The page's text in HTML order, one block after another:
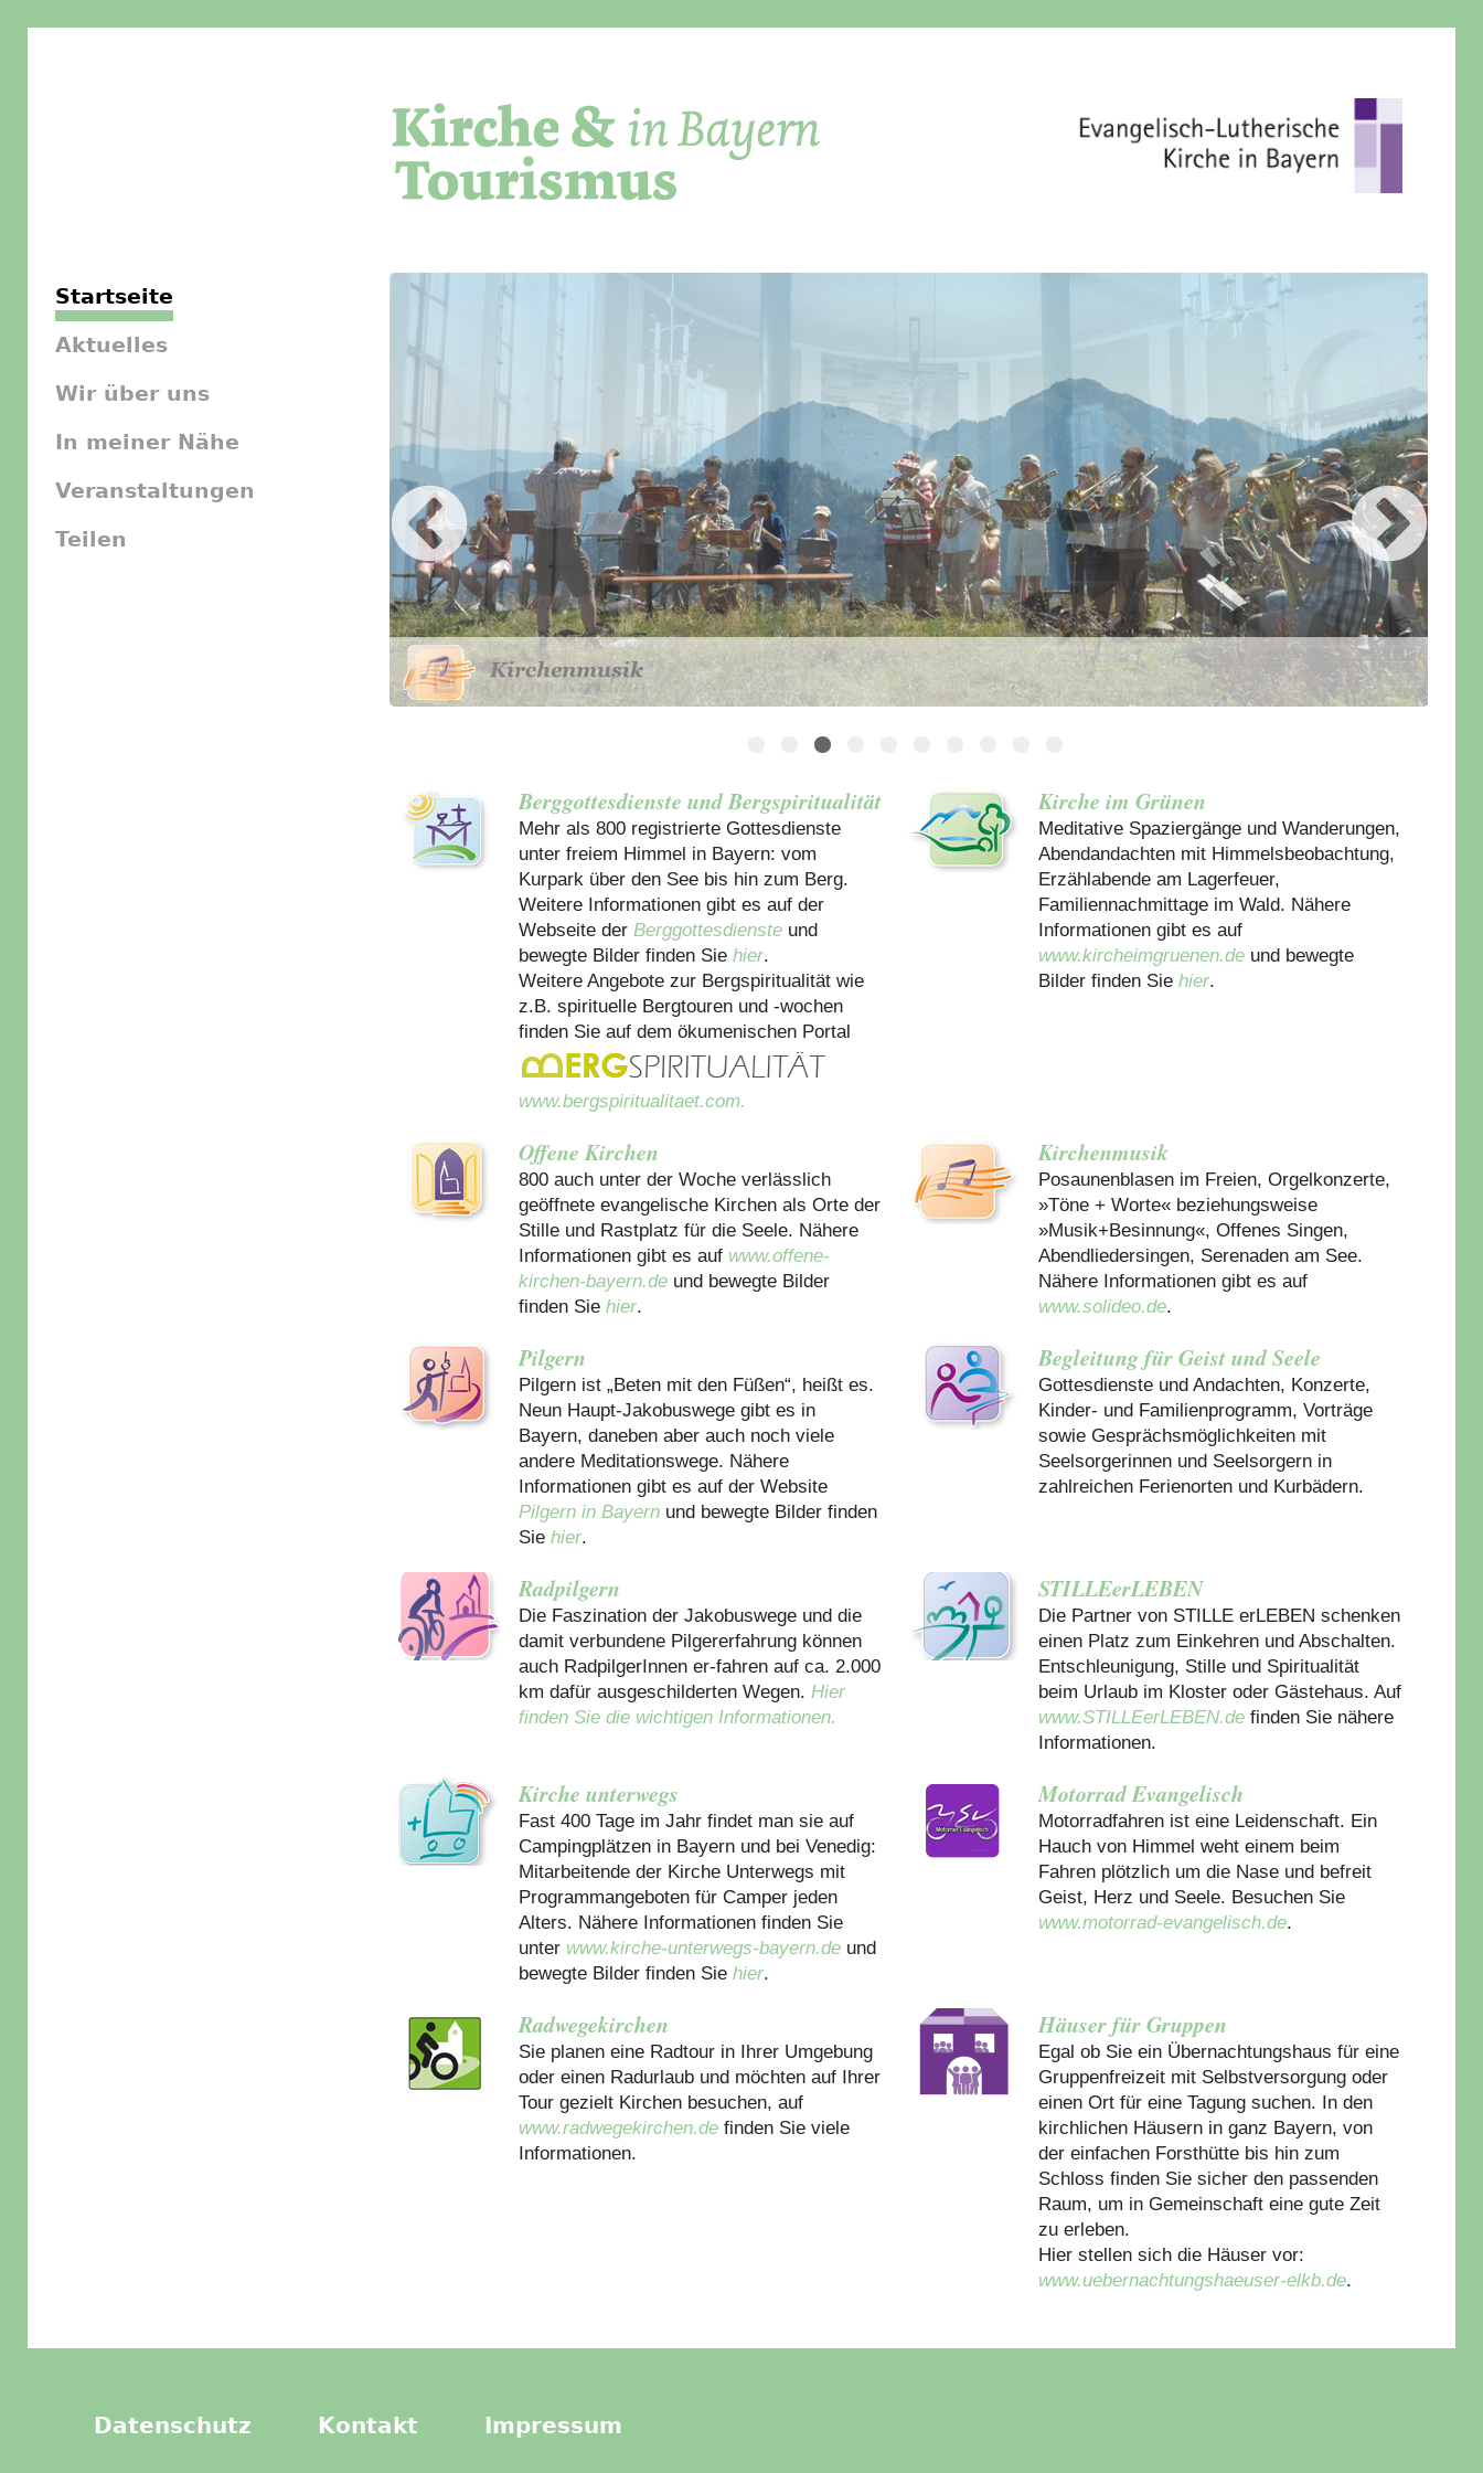
Startseite
Aktuelles
Wir über uns
In meiner Nähe
Veranstaltungen
Teilen
Slider Icon
Bild
Häuser für Gruppen
Berggottesdienste und Bergspiritualität
Mehr als 800 registrierte Gottesdienste
unter freiem Himmel in Bayern: vom
Kurpark über den See bis hin zum Berg.
Weitere Informationen gibt es auf der
Webseite der Berggottesdienste und
bewegte Bilder finden Sie hier.
Weitere Angebote zur Bergspiritualität wie
z.B. spirituelle Bergtouren und -wochen
finden Sie auf dem ökumenischen Portal
www.bergspiritualitaet.com.
Kirche im Grünen
Meditative Spaziergänge und Wanderungen,
Abendandachten mit Himmelsbeobachtung,
Erzählabende am Lagerfeuer,
Familiennachmittage im Wald. Nähere
Informationen gibt es auf
www.kircheimgruenen.deund bewegte
Bilder finden Siehier.
Offene Kirchen
800 auch unter der Woche verlässlich
geöffnete evangelische Kirchen als Orte der
Stille und Rastplatz für die Seele. Nähere
Informationen gibt es auf www.offene-
kirchen-bayern.de und bewegte Bilder
finden Sie hier.
Kirchenmusik
Posaunenblasen im Freien, Orgelkonzerte,
»Töne + Worte« beziehungsweise
»Musik+Besinnung«, Offenes Singen,
Abendliedersingen, Serenaden am See.
Nähere Informationen gibt es auf
www.solideo.de.
Pilgern
Pilgern ist „Beten mit den Füßen“, heißt es.
Neun Haupt-Jakobuswege gibt es in
Bayern, daneben aber auch noch viele
andere Meditationswege. Nähere
Informationen gibt es auf der Website
Pilgern in Bayern und bewegte Bilder finden
Sie hier.
Begleitung für Geist und Seele
Gottesdienste und Andachten, Konzerte,
Kinder- und Familienprogramm, Vorträge
sowie Gesprächsmöglichkeiten mit
Seelsorgerinnen und Seelsorgern in
zahlreichen Ferienorten und Kurbädern.
Radpilgern
Die Faszination der Jakobuswege und die
damit verbundene Pilgererfahrung können
auch RadpilgerInnen er-fahren auf ca. 2.000
km dafür ausgeschilderten Wegen. Hier
finden Sie die wichtigen Informationen.
STILLEerLEBEN
Die Partner von STILLE erLEBEN schenken
einen Platz zum Einkehren und Abschalten.
Entschleunigung, Stille und Spiritualität
beim Urlaub im Kloster oder Gästehaus. Auf
www.STILLEerLEBEN.definden Sie nähere
Informationen.
Kirche unterwegs
Fast 400 Tage im Jahr findet man sie auf
Campingplätzen in Bayern und bei Venedig:
Mitarbeitende der Kirche Unterwegs mit
Programmangeboten für Camper jeden
Alters. Nähere Informationen finden Sie
unter www.kirche-unterwegs-bayern.de und
bewegte Bilder finden Sie hier.
Motorrad Evangelisch
Motorradfahren ist eine Leidenschaft. Ein
Hauch von Himmel weht einem beim
Fahren plötzlich um die Nase und befreit
Geist, Herz und Seele. Besuchen Sie
www.motorrad-evangelisch.de.
Radwegekirchen
Sie planen eine Radtour in Ihrer Umgebung
oder einen Radurlaub und möchten auf Ihrer
Tour gezielt Kirchen besuchen, auf
www.radwegekirchen.de finden Sie viele
Informationen.
Häuser für Gruppen
Egal ob Sie ein Übernachtungshaus für eine
Gruppenfreizeit mit Selbstversorgung oder
einen Ort für eine Tagung suchen. In den
kirchlichen Häusern in ganz Bayern, von
der einfachen Forsthütte bis hin zum
Schloss finden Sie sicher den passenden
Raum, um in Gemeinschaft eine gute Zeit
zu erleben.
Hier stellen sich die Häuser vor:
www.uebernachtungshaeuser-elkb.de.
Datenschutz Kontakt Impressum